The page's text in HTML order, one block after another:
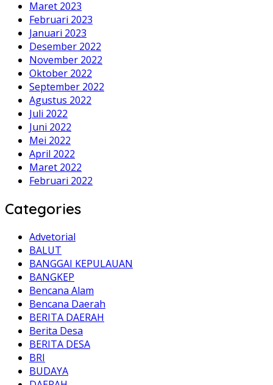
Maret 2023
Februari 2023
Januari 2023
Desember 2022
November 2022
Oktober 2022
September 2022
Agustus 2022
Juli 2022
Juni 2022
Mei 2022
April 2022
Maret 2022
Februari 2022
Categories
Advetorial
BALUT
BANGGAI KEPULAUAN
BANGKEP
Bencana Alam
Bencana Daerah
BERITA DAERAH
Berita Desa
BERITA DESA
BRI
BUDAYA